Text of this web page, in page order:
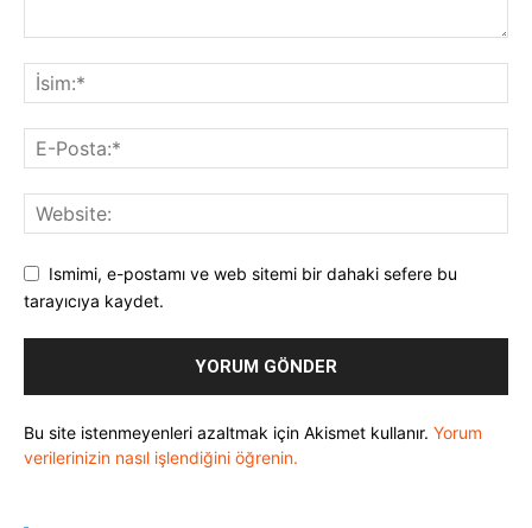
Ismimi, e-postamı ve web sitemi bir dahaki sefere bu
tarayıcıya kaydet.
Bu site istenmeyenleri azaltmak için Akismet kullanır. Yorum
verilerinizin nasıl işlendiğini öğrenin.